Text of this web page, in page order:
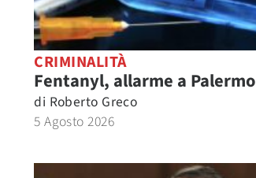
CRIMINALITÀ
Fentanyl, allarme a Palermo
di Roberto Greco
5 Agosto 2026